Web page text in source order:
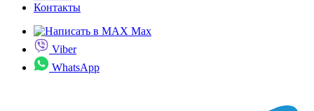
Контакты
Max
Viber
WhatsApp